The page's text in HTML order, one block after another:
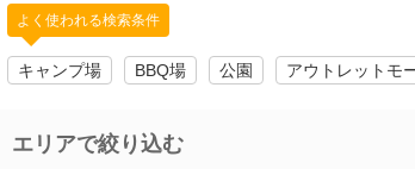
よく使われる検索条件
キャンプ場 BBQ場 公園 アウトレットモ
エリアで絞り込む